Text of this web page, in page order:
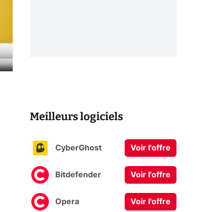
Meilleurs logiciels
CyberGhost Voir l'offre
Bitdefender Voir l'offre
Opera Voir l'offre